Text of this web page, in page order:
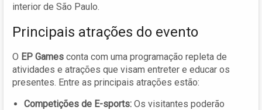
interior de São Paulo.
Principais atrações do evento
O EP Games conta com uma programação repleta de
atividades e atrações que visam entreter e educar os
presentes. Entre as principais atrações estão:
Competições de E-sports: Os visitantes poderão